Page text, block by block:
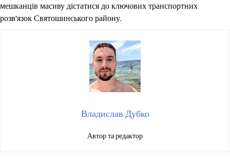
мешканців масиву дістатися до ключових транспортних
розв’язок Святошинського району.
Владислав Дубко
Автор та редактор